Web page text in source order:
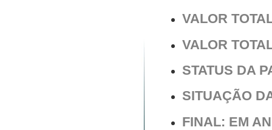
VALOR
VALOR
STATUS DA
SITUAÇÃO
FINAL: EM